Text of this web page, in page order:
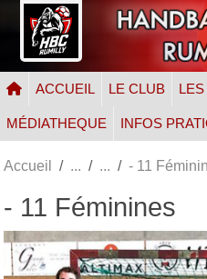
ACCUEIL LE CLUB
MÉDIATHEQUE INFOS
Accueil - 11
- 11 Féminines
Panneau de gestion des